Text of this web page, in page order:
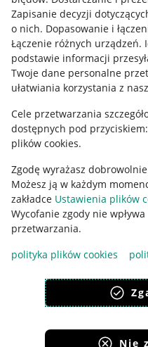
Zapisanie decyzji
o nich. Dopasowanie i
Łączenie różnych urządzeń.
podstawie informacji
Twoje dane personalne
ułatwiania korzystania z
Cele przetwarzania
dostępnych pod przyciskiem:
plików cookies.
Zgodę wyrażasz
Możesz ją w każdym
zakładce Ustawienia plików
Wycofanie zgody nie
przetwarzania.
polityka plików cookies
Nie
Informacje prawne
Regulamin
Polityka plików "cookies"
Ustawienia plików "cookies"
Udostępnianie lokalizacji
Informacje dla Aktu o
Pobierz aplikację